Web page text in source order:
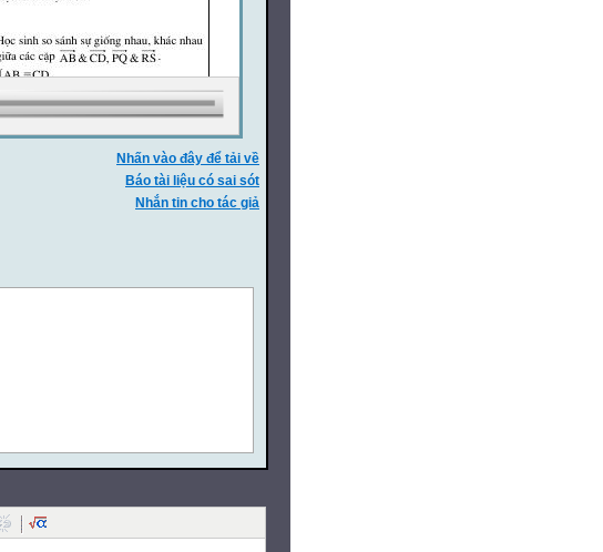
Nhấn vào đây để tải về
Báo tài liệu có sai sót
Nhắn tin cho tác giả